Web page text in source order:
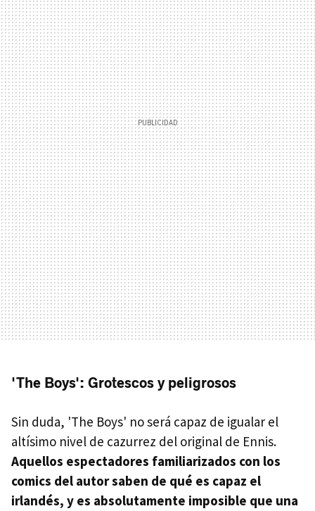
'The Boys': Grotescos y peligrosos
Sin duda, 'The Boys' no será capaz de igualar el
altísimo nivel de cazurrez del original de Ennis.
Aquellos espectadores familiarizados con los
comics del autor saben de qué es capaz el
irlandés, y es absolutamente imposible que una